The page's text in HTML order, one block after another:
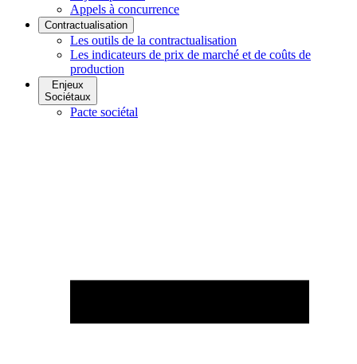
Appels à concurrence
Contractualisation
Les outils de la contractualisation
Les indicateurs de prix de marché et de coûts de
production
Enjeux
Sociétaux
Pacte sociétal